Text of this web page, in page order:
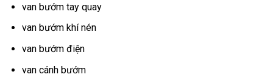
van bướm tay quay
van bướm khí nén
van bướm điện
van cánh bướm